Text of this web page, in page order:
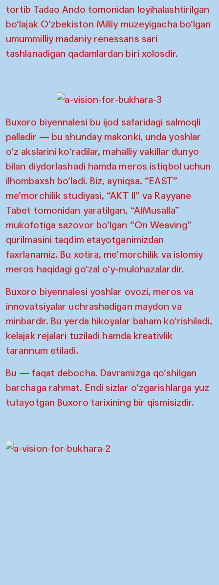
tortib Tadao Ando tomonidan loyihalashtirilgan
bo‘lajak O‘zbekiston Milliy muzeyigacha bo‘lgan
umummilliy madaniy renessans sari
tashlanadigan qadamlardan biri xolosdir.
Buxoro biyennalesi bu ijod safaridagi salmoqli
palladir — bu shunday makonki, unda yoshlar
o‘z akslarini ko‘radilar, mahalliy vakillar dunyo
bilan diydorlashadi hamda meros istiqbol uchun
ilhombaxsh bo‘ladi. Biz, ayniqsa, “EAST”
me’morchilik studiyasi, “AKT II” va Rayyane
Tabet tomonidan yaratilgan, “AlMusalla”
mukofotiga sazovor bo‘lgan “On Weaving”
qurilmasini taqdim etayotganimizdan
faxrlanamiz. Bu xotira, me’morchilik va islomiy
meros haqidagi go‘zal o‘y-mulohazalardir.
Buxoro biyennalesi yoshlar ovozi, meros va
innovatsiyalar uchrashadigan maydon va
minbardir. Bu yerda hikoyalar baham ko‘rishiladi,
kelajak rejalari tuziladi hamda kreativlik
tarannum etiladi.
Bu — faqat debocha. Davramizga qo‘shilgan
barchaga rahmat. Endi sizlar o‘zgarishlarga yuz
tutayotgan Buxoro tarixining bir qismisizdir.